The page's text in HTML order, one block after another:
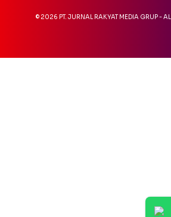
© 2026 PT. JURNAL RAKYAT MEDIA GRUP -